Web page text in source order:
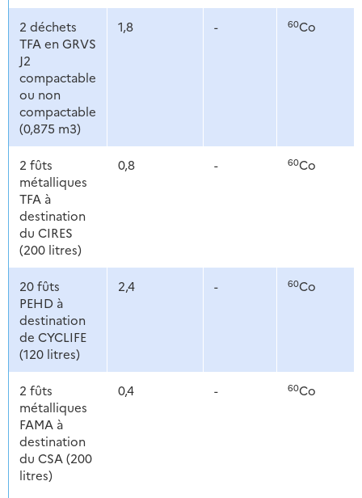
2 déchets
TFA en GRVS
J2
compactable
ou non
compactable
(0,875 m3)
1,8 - 60Co
2 fûts
métalliques
TFA à
destination
du CIRES
(200 litres)
0,8 - 60Co
20 fûts
PEHD à
destination
de CYCLIFE
(120 litres)
2,4 - 60Co
2 fûts
métalliques
FAMA à
destination
du CSA (200
litres)
0,4 - 60Co